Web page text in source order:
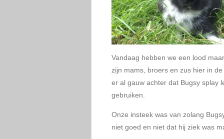
Vandaag hebben we een lood
zijn mams, broers en zus hier in
er al gauw achter dat Bugsy splay
gebruiken.
Onze insteek was van zolang
niet goed en niet dat hij ziek was